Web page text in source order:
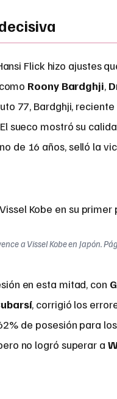
Flick hizo ajustes
Roony Bardghji,
77, Bardghji,
sueco mostró su
de 16 años, selló la
a Vissel Kobe en Japón.
en esta mitad, con
, corrigió los
de posesión para
no logró superar a